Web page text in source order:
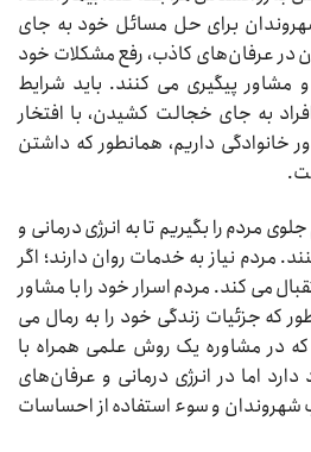
برای حل مسائل خود به جای
عرفان‌های کاذب، رفع مشکلات خود
مشاور پیگیری می کنند. باید شرایط
به جای خجالت کشیدن، با افتخار
خانوادگی داریم، همانطور که داشتن
.
مردم را بگیریم تا به انرژی درمانی و
مردم نیاز به خدمات روان دارند؛ اگر
می کند. مردم اسرار خود را با مشاور
که جزئیات زندگی خود را به رمال می
در مشاوره یک روش علمی همراه با
اما در انرژی درمانی و عرفان‌های
شهروندان و سوء استفاده از احساسات